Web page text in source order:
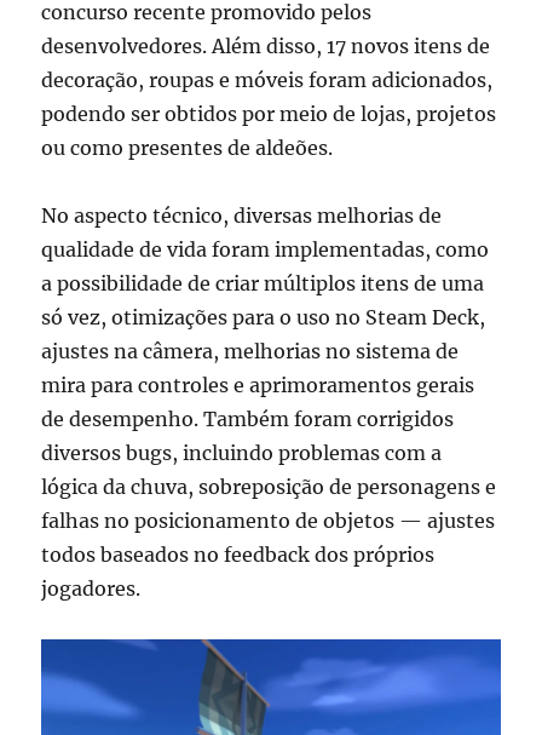
concurso recente promovido pelos
desenvolvedores. Além disso, 17 novos itens de
decoração, roupas e móveis foram adicionados,
podendo ser obtidos por meio de lojas, projetos
ou como presentes de aldeões.
No aspecto técnico, diversas melhorias de
qualidade de vida foram implementadas, como
a possibilidade de criar múltiplos itens de uma
só vez, otimizações para o uso no Steam Deck,
ajustes na câmera, melhorias no sistema de
mira para controles e aprimoramentos gerais
de desempenho. Também foram corrigidos
diversos bugs, incluindo problemas com a
lógica da chuva, sobreposição de personagens e
falhas no posicionamento de objetos — ajustes
todos baseados no feedback dos próprios
jogadores.